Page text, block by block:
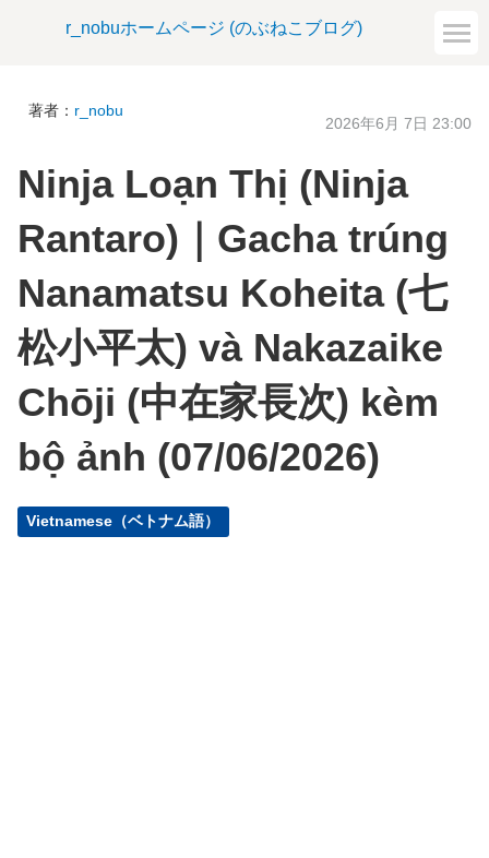
r_nobuホームページ (のぶねこブログ)
著者： r_nobu
2026年6月 7日 23:00
Ninja Loạn Thị (Ninja
Rantaro)｜Gacha trúng
Nanamatsu Koheita (七
松小平太) và Nakazaike
Chōji (中在家長次) kèm
bộ ảnh (07/06/2026)
Vietnamese（ベトナム語）